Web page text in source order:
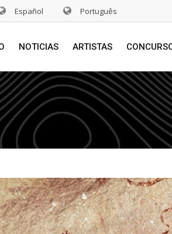
Español Português
NOTICIAS ARTISTAS